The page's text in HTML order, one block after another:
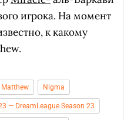
игрока. На момент
к какому
Matthew Nigma
— DreamLeague Season 23